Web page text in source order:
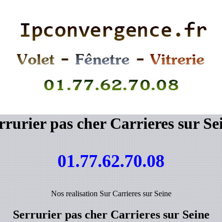
pas cher Carrieres sur
01.77.62.70.08
Nos realisation Sur Carrieres sur Seine
Serrurier pas cher Carrieres sur Seine